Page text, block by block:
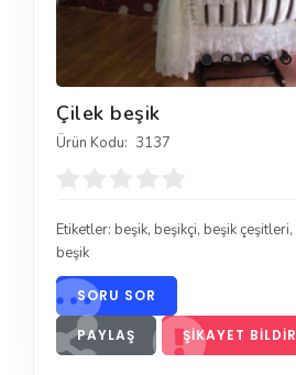
Çilek beşik
Ürün Kodu: 3137
Etiketler: beşik, beşikçi, beşik çeşitleri,
beşik
SORU SOR
PAYLAŞ ŞIKAYET BILDIR